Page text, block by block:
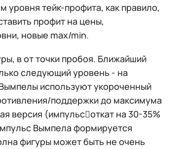
уровня тейк-профита, как правило,
профит на цены,
новые max/min.
в от точки пробоя. Ближайший
следующий уровень - на
используют укороченный
поддержки до максимума
версия (импульсоткат на 30-35%
Вымпела формируется
фигуры может быть не очень